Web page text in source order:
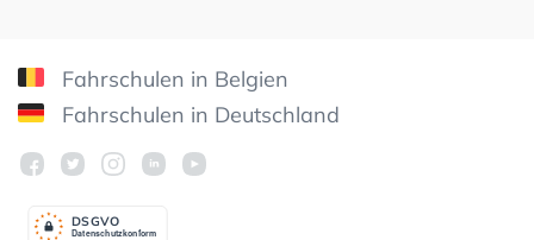
Fahrschulen in Belgien
Fahrschulen in Deutschland
Datenschutzkonform
DSGVO